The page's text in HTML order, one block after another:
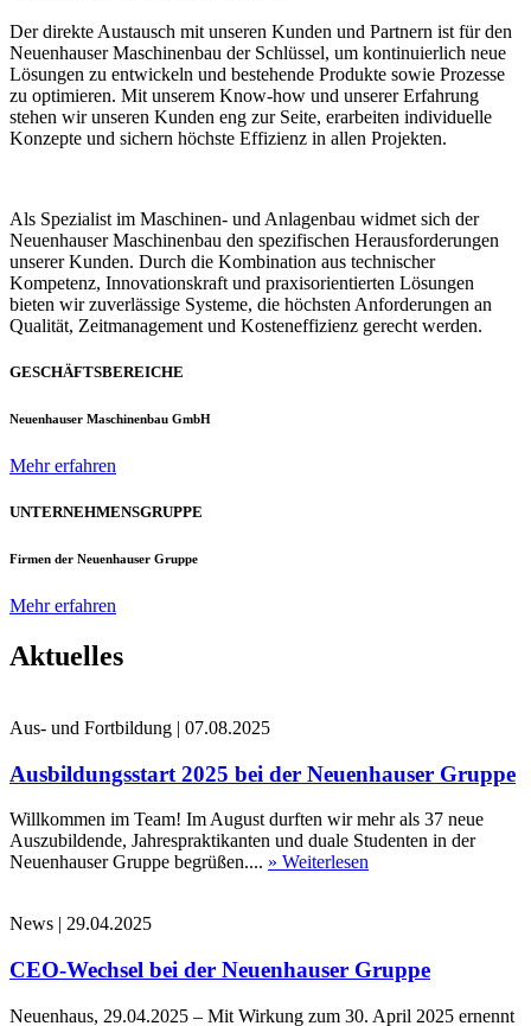
Der direkte Austausch mit unseren Kunden und Partnern ist für den
Neuenhauser Maschinenbau der Schlüssel, um kontinuierlich neue
Lösungen zu entwickeln und bestehende Produkte sowie Prozesse
zu optimieren. Mit unserem Know-how und unserer Erfahrung
stehen wir unseren Kunden eng zur Seite, erarbeiten individuelle
Konzepte und sichern höchste Effizienz in allen Projekten.
Als Spezialist im Maschinen- und Anlagenbau widmet sich der
Neuenhauser Maschinenbau den spezifischen Herausforderungen
unserer Kunden. Durch die Kombination aus technischer
Kompetenz, Innovationskraft und praxisorientierten Lösungen
bieten wir zuverlässige Systeme, die höchsten Anforderungen an
Qualität, Zeitmanagement und Kosteneffizienz gerecht werden.
GESCHÄFTSBEREICHE
Neuenhauser Maschinenbau GmbH
Mehr erfahren
UNTERNEHMENSGRUPPE
Firmen der Neuenhauser Gruppe
Mehr erfahren
Aktuelles
Aus- und Fortbildung | 07.08.2025
Ausbildungsstart 2025 bei der Neuenhauser Gruppe
Willkommen im Team! Im August durften wir mehr als 37 neue
Auszubildende, Jahrespraktikanten und duale Studenten in der
Neuenhauser Gruppe begrüßen.... » Weiterlesen
News | 29.04.2025
CEO-Wechsel bei der Neuenhauser Gruppe
Neuenhaus, 29.04.2025 – Mit Wirkung zum 30. April 2025 ernennt